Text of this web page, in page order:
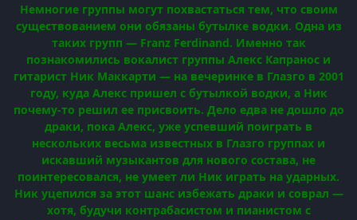
Немногие группы могут похвастаться тем, что своим
существованием они обязаны бутылке водки. Одна из
таких групп — Franz Ferdinand. Именно так
познакомились вокалист группы Алекс Капранос и
гитарист Ник Маккарти — на вечеринке в Глазго в 2001
году, куда Алекс пришел с бутылкой водки, а Ник
почему-то решил ее присвоить. Дело едва не дошло до
драки, пока Алекс, уже успевший поиграть в
нескольких весьма известных в Глазго группах и
искавший музыкантов для нового состава, не
поинтересовался, не умеет ли Ник играть на ударных.
Ник уцепился за этот шанс избежать драки и соврал —
хотя, будучи контрабасистом и пианистом с